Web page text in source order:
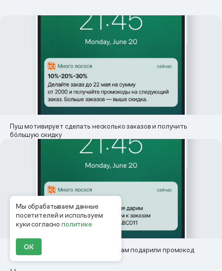
Мы обрабатываем данные
посетителей и используем
куки согласнополитике
ОК
Пуш мотивирует сделать несколько заказов и получить
бо́льшую скидку
В день рождения компании клиентам подарили промокод